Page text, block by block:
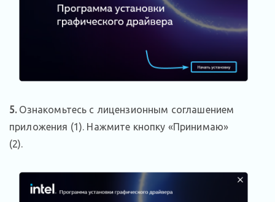
5.Ознакомьтесь с лицензионным соглашением
приложения (1). Нажмите кнопку «Принимаю»
(2).